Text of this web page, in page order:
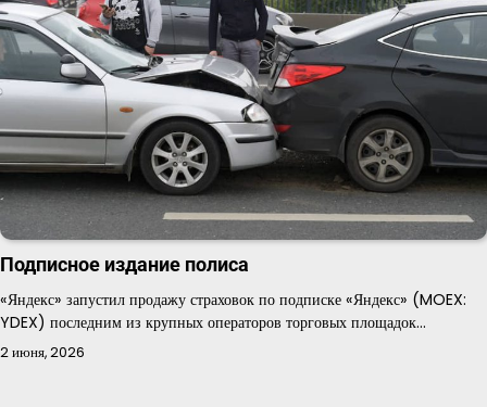
Подписное издание полиса
«Яндекс» запустил продажу страховок по подписке «Яндекс» (MOEX:
YDEX) последним из крупных операторов торговых площадок…
2 июня, 2026